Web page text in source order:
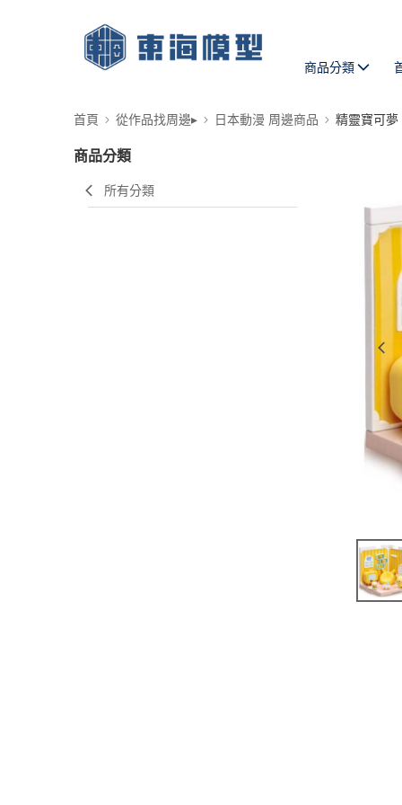
商品分類
首頁 從作品找周邊▸ 日本動漫 周邊商品 精靈寶可夢
商品分類
所有分類